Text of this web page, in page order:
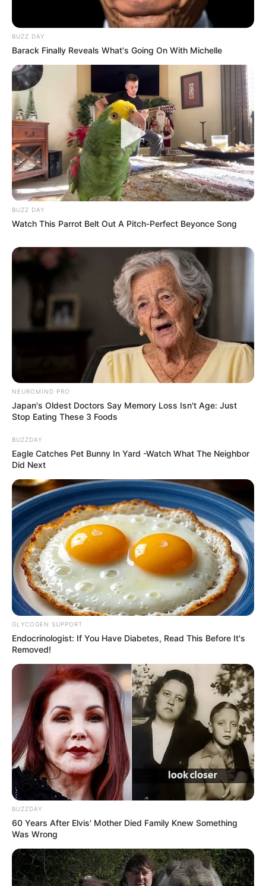
ΑΝΩΤΕΡΟΙ ΑΠΟ ΟΤΙ ΕΙΜΑΣΤΕ ΤΩΡΑ. ΚΑΙ ΝΟΗΤΙΚΑ ΚΑΙ
ΣΩΜΑΤΙΚΑ ΚΑΙ ΤΕΧΝΟΛΟΓΙΚΑ. ΟΜΩΣ ΑΥΤΟ
ΑΠΟΔΕΙΚΝΥΕΤΑΙ ΚΑΙ ΑΠΟ ΤΑ ΟΜΗΡΙΚΑ ΕΠΗ. ΚΑΙ ΑΠΟ ΤΑ
ΑΡΧΑΙΑ ΚΕΙΜΕΝΑ ΤΩΝ ΙΝΔΩΝ ΠΟΥ ΜΙΛΑΝΕ ΓΙΑ ΤΑ
ΒΙΜΑΝΑΣ(ΔΙΑΣΤΗΜΟΠΛΟΙΑ).
ΟΤΑΝ Ο ΟΜΗΡΟΣ ΜΑΣ ΛΕΕΙ ΟΤΙ Η ΑΘΗΝΑ ΠΗΓΕ ΣΤΟΝ
ΑΡΗ ΚΑΙ ΤΟΥ ΖΗΤΗΣΕ ΤΟ ΑΡΜΑ ΤΟΥ ΓΙΑ ΝΑ ΠΑΕΙ ΣΤΟΝ
ΟΛΥΜΠΟ ΚΑΙ ΤΟ ΑΡΜΑ ΣΤΙΣ ΡΟΔΕΣ ΕΒΓΑΖΕ ΟΜΙΧΛΗ ΤΙ
ΚΑΤΑΛΑΒΑΙΝΟΥΜΕ; ΤΙ ΒΓΑΖΕΙ ΚΑΠΝΟ ΠΡΙΝ ΑΠΟΓΕΙΩΘΕΙ;
ΜΗΠΩΣ Ο ΠΥΡΑΥΛΟΣ; ΚΑΙ ΓΙΑΤΙ Η ΑΘΗΝΑ ΖΗΤΗΣΕ
ΠΙΛΟΤΟ ΝΑ ΟΔΗΓΗΣΕΙ ΤΟ ΑΡΜΑ; ΤΟΝ ΗΝΙΑΧΟ; ΚΑΙ ΓΙΑΤΙ
ΕΝΩ ΜΑΣ ΛΕΕΙ Ο ΟΜΗΡΟΣ ΟΤΙ ΑΠΟΓΕΙΩΘΗΚΕ ΑΠΟ
ΕΚΕΙΝΟ ΤΟ ΣΗΜΕΙΟ ΔΕΝ ΜΑΣ ΛΕΕΙ ΟΤΙ ΠΡΟΣΓΕΙΩΘΗΚΕ,
ΑΛΛΑ ΜΑΣ ΛΕΕΙ ΠΩΣ ΕΦΤΑΣΕ ΣΤΟΝ ΟΛΥΜΠΟ; ΜΗΠΩΣ Ο
“ΟΛΥΜΠΟΣ” ΓΙΑ ΤΟΝ ΟΜΗΡΟ ΗΤΑΝ ΚΑΠΟΥ ΣΤΟ
ΔΙΑΣΤΗΜΑ;
ΕΙΝΑΙ ΠΟΛΛΑ ΠΟΥ ΜΑΣ ΕΧΟΥΝ ΚΡΥΨΕΙ ΓΙΑ ΝΑ ΜΑΣ
ΕΛΕΓΧΟΥΝ. ΕΙΝΑΙ ΠΟΛΛΑ ΠΟΥ ΜΟΛΙΣ ΒΓΟΥΝΕ ΣΤΗΝ
ΕΠΙΦΑΝΕΙΑ ΘΑ ΠΑΘΕΙ ΜΕΓΑΛΟ ΣΟΚ Η ΑΝΘΡΩΠΟΤΗΤΑ.
ΘΑ ΑΝΑΤΡΕΨΟΥΝ ΟΛΑ ΟΣΑ ΓΝΩΡΙΖΑΜΕ ΩΣ
ΦΥΣΙΟΛΟΓΙΚΑ. ΚΑΙ ΟΠΩΣ ΕΧΩ ΧΙΛΙΟΠΕΙ, ΘΑ
ΚΑΤΑΡΡΕΥΣΟΥΝ ΟΛΕΣ ΟΙ ΕΠΙΣΤΗΜΕΣ. ΕΡΧΕΤΑΙ.
BUZZ DAY
Barack Finally Reveals What's Going On With Michelle
BUZZ DAY
Watch This Parrot Belt Out A Pitch-Perfect Beyonce Song
NEUROMIND PRO
Japan's Oldest Doctors Say Memory Loss Isn't Age: Just
Stop Eating These 3 Foods
BUZZDAY
Eagle Catches Pet Bunny In Yard -Watch What The Neighbor
Did Next
GLYCOGEN SUPPORT
Endocrinologist: If You Have Diabetes, Read This Before It's
Removed!
BUZZDAY
60 Years After Elvis' Mother Died Family Knew Something
Was Wrong